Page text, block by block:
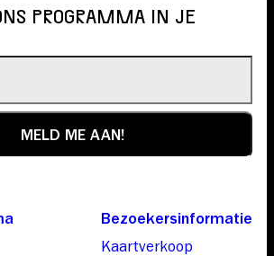
PROGRAMMA IN JE
Bezoekersinformatie
Kaartverkoop